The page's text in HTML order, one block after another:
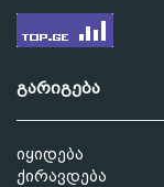
გარიგება
იყიდება
ქირავდება